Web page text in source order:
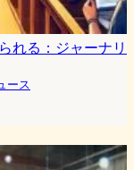
れる：ジャーナリ
ース